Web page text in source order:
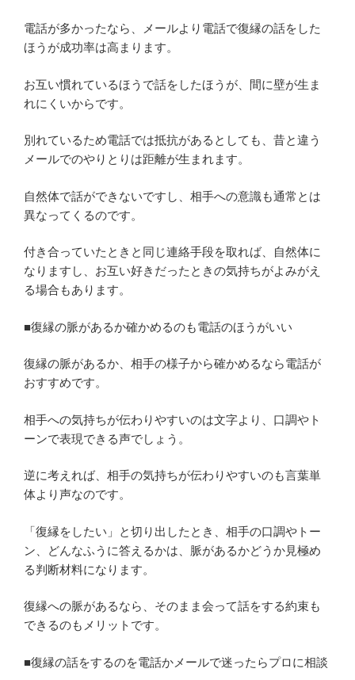
電話が多かったなら、メールより電話で復縁の話をした
ほうが成功率は高まります。
お互い慣れているほうで話をしたほうが、間に壁が生ま
れにくいからです。
別れているため電話では抵抗があるとしても、昔と違う
メールでのやりとりは距離が生まれます。
自然体で話ができないですし、相手への意識も通常とは
異なってくるのです。
付き合っていたときと同じ連絡手段を取れば、自然体に
なりますし、お互い好きだったときの気持ちがよみがえ
る場合もあります。
■復縁の脈があるか確かめるのも電話のほうがいい
復縁の脈があるか、相手の様子から確かめるなら電話が
おすすめです。
相手への気持ちが伝わりやすいのは文字より、口調やト
ーンで表現できる声でしょう。
逆に考えれば、相手の気持ちが伝わりやすいのも言葉単
体より声なのです。
「復縁をしたい」と切り出したとき、相手の口調やトー
ン、どんなふうに答えるかは、脈があるかどうか見極め
る判断材料になります。
復縁への脈があるなら、そのまま会って話をする約束も
できるのもメリットです。
■復縁の話をするのを電話かメールで迷ったらプロに相談